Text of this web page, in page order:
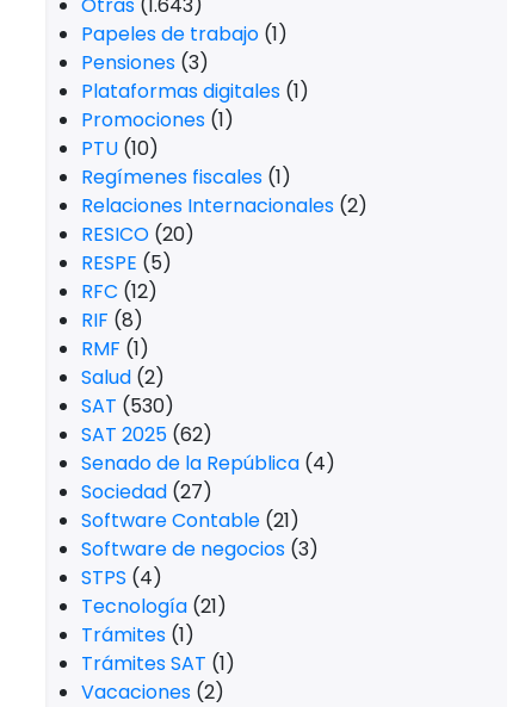
Papeles de trabajo (1)
Pensiones (3)
Plataformas digitales (1)
Promociones (1)
PTU (10)
Regímenes fiscales (1)
Relaciones Internacionales (2)
RESICO (20)
RESPE (5)
RFC (12)
RIF (8)
RMF (1)
Salud (2)
SAT (530)
SAT 2025 (62)
Senado de la República (4)
Sociedad (27)
Software Contable (21)
Software de negocios (3)
STPS (4)
Tecnología (21)
Trámites (1)
Trámites SAT (1)
Vacaciones (2)